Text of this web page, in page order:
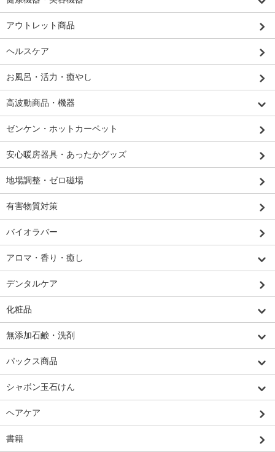
アウトレット商品
ヘルスケア
お風呂・活力・癒やし
高波動商品・機器
ゼンケン・ホットカーペット
安心暖房器具・あったかグッズ
地場調整・ゼロ磁場
有害物質対策
バイオラバー
アロマ・香り・癒し
デンタルケア
化粧品
無添加石鹸・洗剤
パックス商品
シャボン玉石けん
ヘアケア
書籍